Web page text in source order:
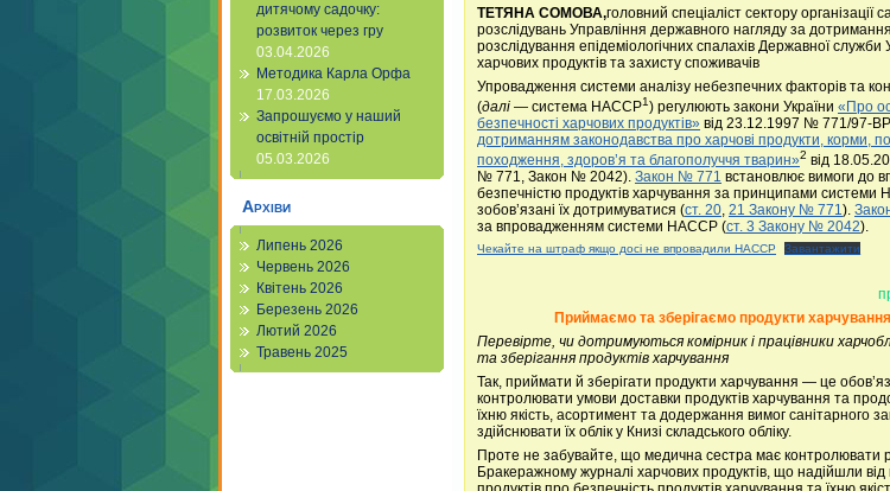
дитячому садочку:
розвиток через гру
03.04.2026
Методика Карла Орфа
17.03.2026
Запрошуємо у наший
освітній простір
05.03.2026
Архіви
Липень 2026
Червень 2026
Квітень 2026
Березень 2026
Лютий 2026
Травень 2025
ТЕТЯНА СОМОВА,головний спеціаліст сектору організації
розслідувань Управління державного нагляду за
розслідування епідеміологічних спалахів Державної служби
харчових продуктів та захисту споживачів
Упровадження системи аналізу небезпечних факторів та
(далі — система НАССР1) регулюють закони України «Про
безпечності харчових продуктів» від 23.12.1997 № 771/97-
дотриманням законодавства про харчові продукти, корми,
походження, здоров’я та благополуччя тварин»2 від
№ 771, Закон № 2042). Закон № 771 встановлює вимоги до
безпечністю продуктів харчування за принципами системи
зобов’язані їх дотримуватися (ст. 20 21 Закону № 771 ).
за впровадженням системи НАССР (ст. 3 Закону № 2042).
Чекайте на штраф якщо досі не впровадили НАССР Завантажити
Приймаємо та зберігаємо продукти
Перевірте, чи дотримуються комірник і працівники
та зберігання продуктів харчування
Так, приймати й зберігати продукти харчування — це
контролювати умови доставки продуктів харчування та
їхню якість, асортимент та додержання вимог санітарного
здійснювати їх облік у Книзі складського обліку.
Проте не забувайте, що медична сестра має контролювати
Бракеражному журналі харчових продуктів, що надійшли